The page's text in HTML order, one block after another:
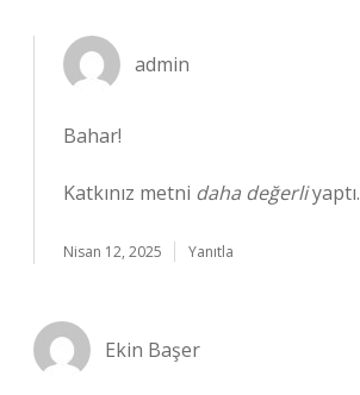
admin
Bahar!
Katkınız metni daha değerliyaptı.
Nisan 12, 2025 Yanıtla
Ekin Başer